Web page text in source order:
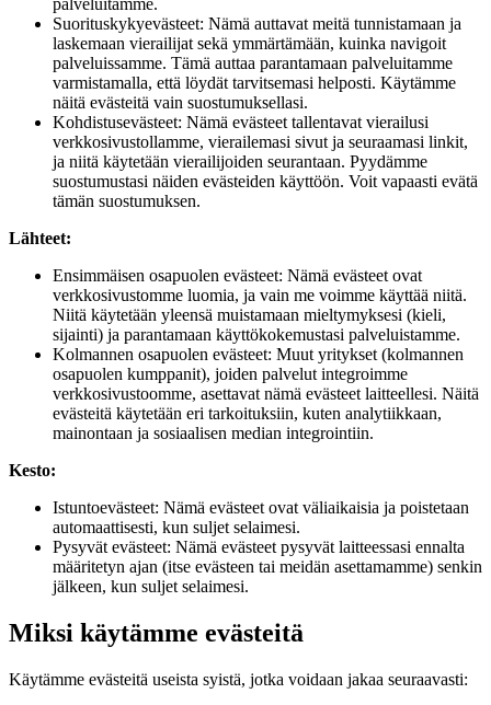
palveluitamme.
Suorituskykyevästeet: Nämä auttavat meitä tunnistamaan ja
laskemaan vierailijat sekä ymmärtämään, kuinka navigoit
palveluissamme. Tämä auttaa parantamaan palveluitamme
varmistamalla, että löydät tarvitsemasi helposti. Käytämme
näitä evästeitä vain suostumuksellasi.
Kohdistusevästeet: Nämä evästeet tallentavat vierailusi
verkkosivustollamme, vierailemasi sivut ja seuraamasi linkit,
ja niitä käytetään vierailijoiden seurantaan. Pyydämme
suostumustasi näiden evästeiden käyttöön. Voit vapaasti evätä
tämän suostumuksen.
Lähteet:
Ensimmäisen osapuolen evästeet: Nämä evästeet ovat
verkkosivustomme luomia, ja vain me voimme käyttää niitä.
Niitä käytetään yleensä muistamaan mieltymyksesi (kieli,
sijainti) ja parantamaan käyttökokemustasi palveluistamme.
Kolmannen osapuolen evästeet: Muut yritykset (kolmannen
osapuolen kumppanit), joiden palvelut integroimme
verkkosivustoomme, asettavat nämä evästeet laitteellesi. Näitä
evästeitä käytetään eri tarkoituksiin, kuten analytiikkaan,
mainontaan ja sosiaalisen median integrointiin.
Kesto:
Istuntoevästeet: Nämä evästeet ovat väliaikaisia ​​ja poistetaan
automaattisesti, kun suljet selaimesi.
Pysyvät evästeet: Nämä evästeet pysyvät laitteessasi ennalta
määritetyn ajan (itse evästeen tai meidän asettamamme) senkin
jälkeen, kun suljet selaimesi.
Miksi käytämme evästeitä
Käytämme evästeitä useista syistä, jotka voidaan jakaa seuraavasti: